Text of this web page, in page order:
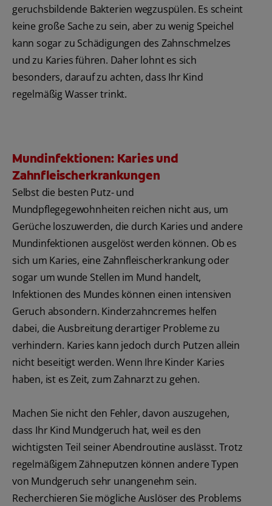
geruchsbildende Bakterien wegzuspülen. Es scheint
keine große Sache zu sein, aber zu wenig Speichel
kann sogar zu Schädigungen des Zahnschmelzes
und zu Karies führen. Daher lohnt es sich
besonders, darauf zu achten, dass Ihr Kind
regelmäßig Wasser trinkt.
Mundinfektionen: Karies und
Zahnfleischerkrankungen
Selbst die besten Putz- und
Mundpflegegewohnheiten reichen nicht aus, um
Gerüche loszuwerden, die durch Karies und andere
Mundinfektionen ausgelöst werden können. Ob es
sich um Karies, eine Zahnfleischerkrankung oder
sogar um wunde Stellen im Mund handelt,
Infektionen des Mundes können einen intensiven
Geruch absondern. Kinderzahncremes helfen
dabei, die Ausbreitung derartiger Probleme zu
verhindern. Karies kann jedoch durch Putzen allein
nicht beseitigt werden. Wenn Ihre Kinder Karies
haben, ist es Zeit, zum Zahnarzt zu gehen.
Machen Sie nicht den Fehler, davon auszugehen,
dass Ihr Kind Mundgeruch hat, weil es den
wichtigsten Teil seiner Abendroutine auslässt. Trotz
regelmäßigem Zähneputzen können andere Typen
von Mundgeruch sehr unangenehm sein.
Recherchieren Sie mögliche Auslöser des Problems